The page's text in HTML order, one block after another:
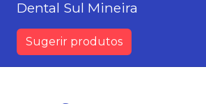
Dental Sul Mineira
Sugerir produtos